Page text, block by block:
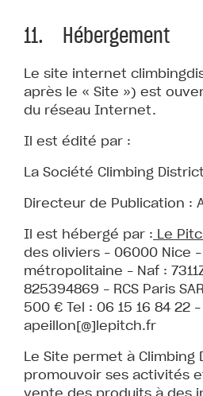
11. Hébergement
Le site internet
après le « Site ») est
du réseau Internet.
Il est édité par :
La Société Climbing District
Directeur de Publication :
Il est hébergé par : Le
des oliviers – 06000 Nice
métropolitaine – Naf :
825394869 – RCS Paris
500 € Tel : 06 15 16 84 22
apeillon[@]lepitch.fr
Le Site permet à Climbing
promouvoir ses activités